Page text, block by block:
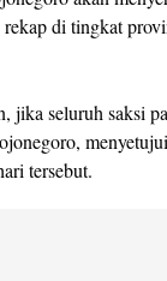
di tingkat
jika seluruh saksi
tersebut.